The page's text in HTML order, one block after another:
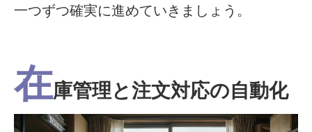
一つずつ確実に進めていきましょう。
在庫管理と注文対応の自動化